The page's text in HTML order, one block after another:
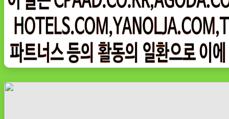
양
준
비
체
크